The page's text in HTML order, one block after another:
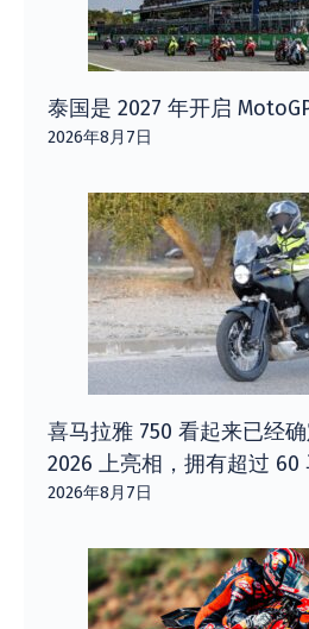
泰国是 2027 年开启
2026年8月7日
喜马拉雅 750 看起来已经
2026 上亮相，拥有超过 60
2026年8月7日